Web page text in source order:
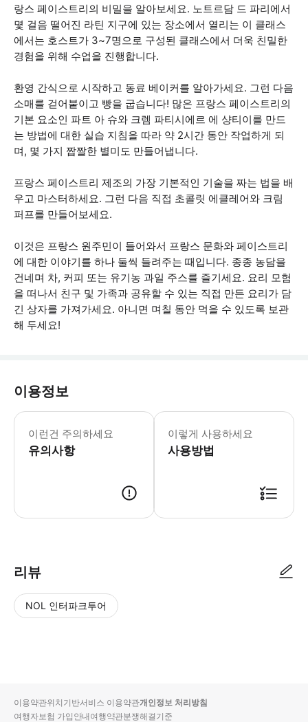
랑스 페이스트리의 비밀을 알아보세요. 노트르담 드 파리에서
몇 걸음 떨어진 라틴 지구에 있는 장소에서 열리는 이 클래스
에서는 호스트가 3~7명으로 구성된 클래스에서 더욱 친밀한
경험을 위해 수업을 진행합니다.
환영 간식으로 시작하고 동료 베이커를 알아가세요. 그런 다음
소매를 걷어붙이고 빵을 굽습니다! 많은 프랑스 페이스트리의
기본 요소인 파트 아 슈와 크렘 파티시에르 에 샹티이를 만드
는 방법에 대한 실습 지침을 따라 약 2시간 동안 작업하게 되
며, 몇 가지 짭짤한 별미도 만들어냅니다.
프랑스 페이스트리 제조의 가장 기본적인 기술을 짜는 법을 배
우고 마스터하세요. 그런 다음 직접 초콜릿 에클레어와 크림
퍼프를 만들어보세요.
이것은 프랑스 원주민이 들어와서 프랑스 문화와 페이스트리
에 대한 이야기를 하나 둘씩 들려주는 때입니다. 종종 농담을
건네며 차, 커피 또는 유기농 과일 주스를 즐기세요. 요리 모험
을 떠나서 친구 및 가족과 공유할 수 있는 직접 만든 요리가 담
긴 상자를 가져가세요. 아니면 며칠 동안 먹을 수 있도록 보관
해 두세요!
이용정보
이런건 주의하세요
유의사항
12세 미만의 어린이는 주방에 들어갈
이렇게 사용하세요
사용방법
리뷰
NOL 인터파크투어
입니
다.
순
상
이용약관위치기반서비스 이용약관개인정보 처리방침
여행자보험 가입안내여행약관분쟁해결기준